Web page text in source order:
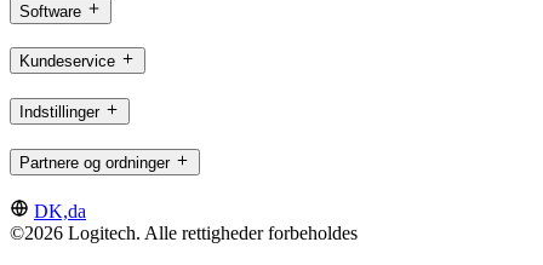
Software
Kundeservice
Indstillinger
Partnere og ordninger
DK,da
©2026 Logitech. Alle rettigheder forbeholdes